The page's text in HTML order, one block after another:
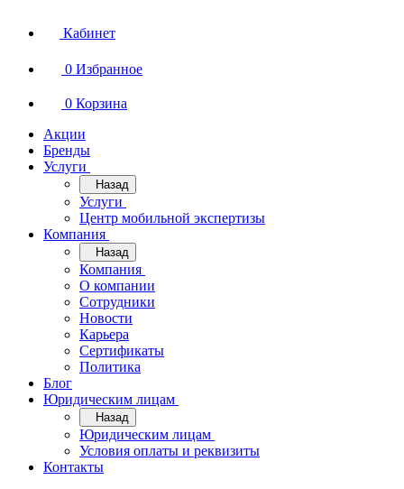
Кабинет
0 Избранное
0 Корзина
Акции
Бренды
Услуги
Назад
Услуги
Центр мобильной экспертизы
Компания
Назад
Компания
О компании
Сотрудники
Новости
Карьера
Сертификаты
Политика
Блог
Юридическим лицам
Назад
Юридическим лицам
Условия оплаты и реквизиты
Контакты